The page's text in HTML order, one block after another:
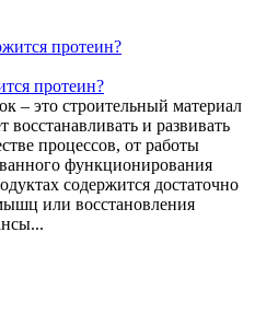
протеин?
– это строительный материал
и развивать
процессов, от работы
функционирования
содержится достаточно
или восстановления